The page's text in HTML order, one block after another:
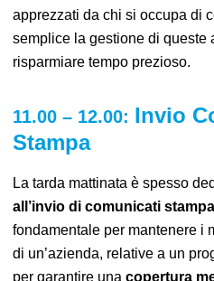
apprezzati da chi si occupa di
semplice la gestione di queste
risparmiare tempo prezioso.
11.00 – 12.00: Invio
Stampa
La tarda mattinata è spesso
all’invio di comunicati stampa
fondamentale per mantenere i
di un’azienda, relative a un
per garantire unacopertura